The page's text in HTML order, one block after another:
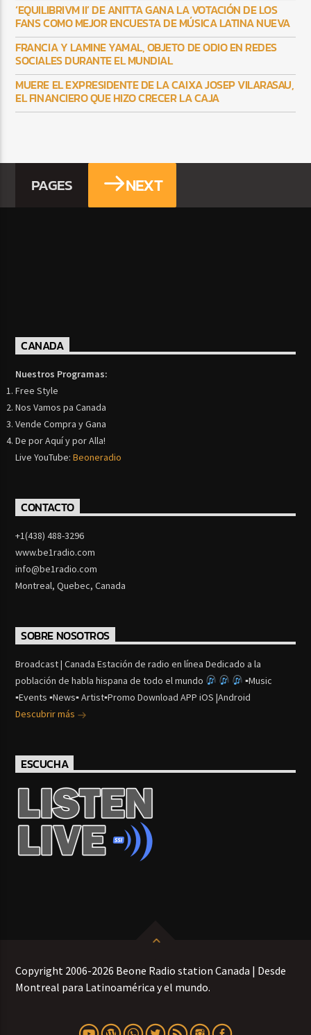
‘EQUILIBRIVM II’ DE ANITTA GANA LA VOTACIÓN DE LOS
FANS COMO MEJOR ENCUESTA DE MÚSICA LATINA NUEVA
FRANCIA Y LAMINE YAMAL, OBJETO DE ODIO EN REDES
SOCIALES DURANTE EL MUNDIAL
MUERE EL EXPRESIDENTE DE LA CAIXA JOSEP VILARASAU,
EL FINANCIERO QUE HIZO CRECER LA CAJA
PAGES NEXT
CANADA
Nuestros Programas:
Free Style
Nos Vamos pa Canada
Vende Compra y Gana
De por Aquí y por Alla!
Live YouTube:Beoneradio
CONTACTO
+1(438) 488-3296
www.be1radio.com
info@be1radio.com
Montreal, Quebec, Canada
SOBRE NOSOTROS
Broadcast | Canada Estación de radio en línea Dedicado a la
población de habla hispana de todo el mundo
▪Music
▪Events ▪News▪ Artist▪Promo Download APP iOS |Android
Descubrir más
ESCUCHA
Copyright 2006-2026 Beone Radio station Canada | Desde
Montreal para Latinoamérica y el mundo.